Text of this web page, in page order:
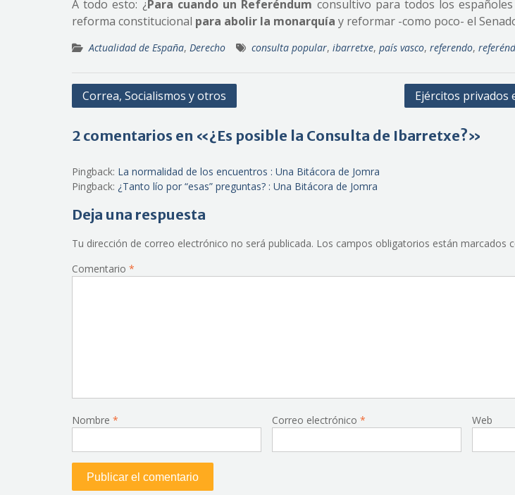
A todo esto: ¿Para cuando un Referéndum consultivo para todos los
reforma constitucional para abolir la monarquía y reformar -como poco- el
Actualidad de España, Derecho consulta popular, ibarretxe, país vasco, referendo,
Navegación
entradas
Correa, Socialismos y otros Ejércitos privados
2 comentarios en «¿Es posible la Consulta de Ibarretxe?»
Pingback: La normalidad de los encuentros : Una Bitácora de Jomra
Pingback: ¿Tanto lío por “esas” preguntas? : Una Bitácora de Jomra
Deja una respuesta
Tu dirección de correo electrónico no será publicada. Los campos obligatorios están marcados
Comentario *
Nombre * Correo electrónico * Web